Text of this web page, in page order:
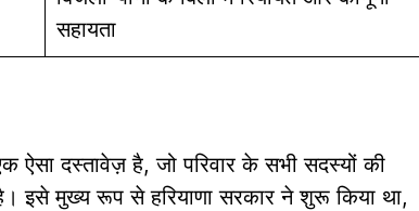
सहायता
दस्तावेज़ है, जो परिवार के सभी सदस्यों की
इसे मुख्य रूप से हरियाणा सरकार ने शुरू किया था,